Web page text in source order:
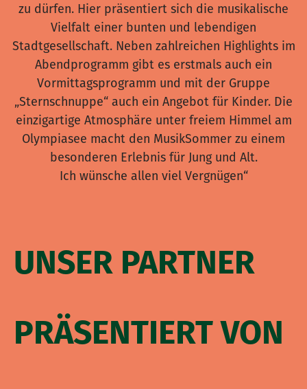
zu dürfen. Hier präsentiert sich die musikalische
Vielfalt einer bunten und lebendigen
Stadtgesellschaft. Neben zahlreichen Highlights im
Abendprogramm gibt es erstmals auch ein
Vormittagsprogramm und mit der Gruppe
„Sternschnuppe“ auch ein Angebot für Kinder. Die
einzigartige Atmosphäre unter freiem Himmel am
Olympiasee macht den MusikSommer zu einem
besonderen Erlebnis für Jung und Alt.
Ich wünsche allen viel Vergnügen“
UNSER PARTNER
PRÄSENTIERT VON